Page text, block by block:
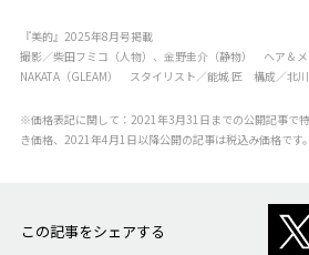
『美的』2025年8月号掲載
撮影／柴田フミコ（人物）、金野圭介（静物） ヘア＆メ
NAKATA（GLEAM） スタイリスト／能城 匠 構成／北
※価格表記に関して：2021年3月31日までの公開記事で
き価格、2021年4月1日以降公開の記事は税込み価格です。
この記事をシェアする